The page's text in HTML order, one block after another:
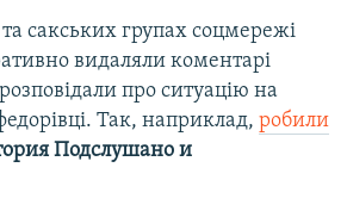
сакських групах соцмережі
видаляли коментарі
про ситуацію на
Так, наприклад, робили
Подслушано и